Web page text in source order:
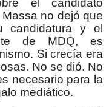
el candidato
no dejó que
candidatura y el
de MDQ, es
Si crecía era
No se dió. No
necesario para la
mediático.